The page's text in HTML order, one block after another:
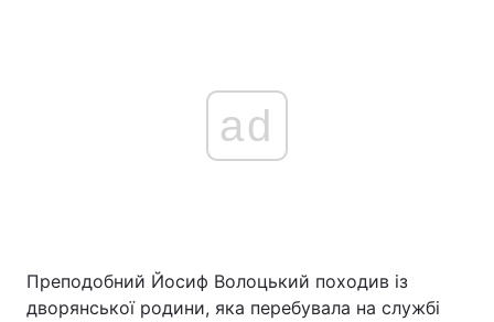
ad
Преподобний Йосиф Волоцький походив із
дворянської родини, яка перебувала на службі